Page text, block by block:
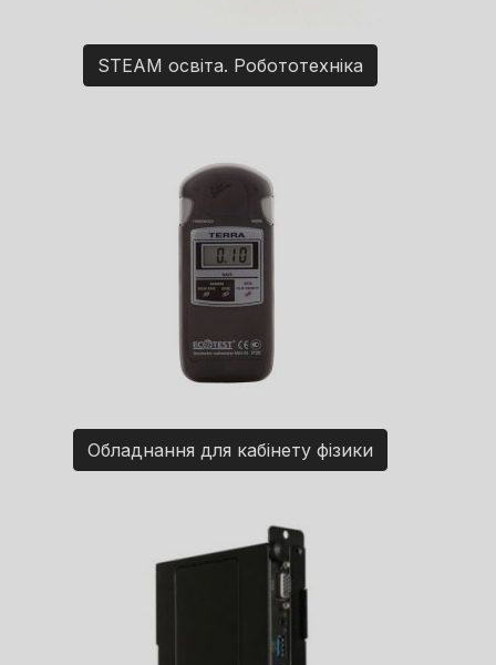
STEAM освіта. Робототехніка
Обладнання для кабінету фізики